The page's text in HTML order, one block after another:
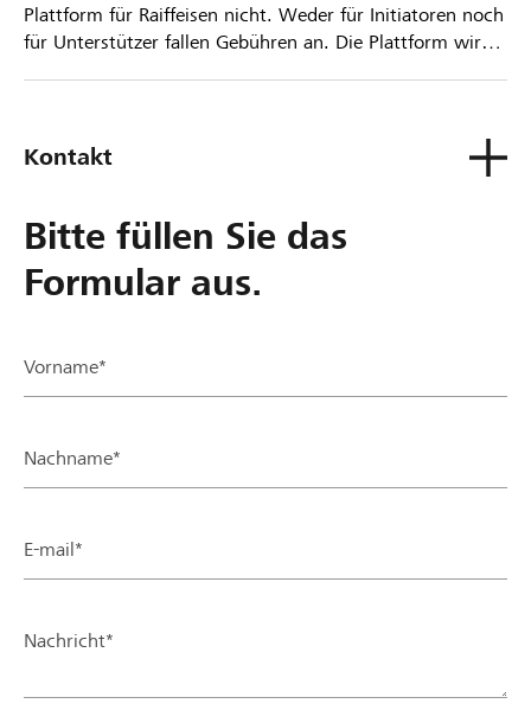
Plattform für Raiffeisen nicht. Weder für Initiatoren noch
für Unterstützer fallen Gebühren an. Die Plattform wird
Kontakt
Bitte füllen Sie das
Formular aus.
Vorname*
Nachname*
E-mail*
Nachricht*